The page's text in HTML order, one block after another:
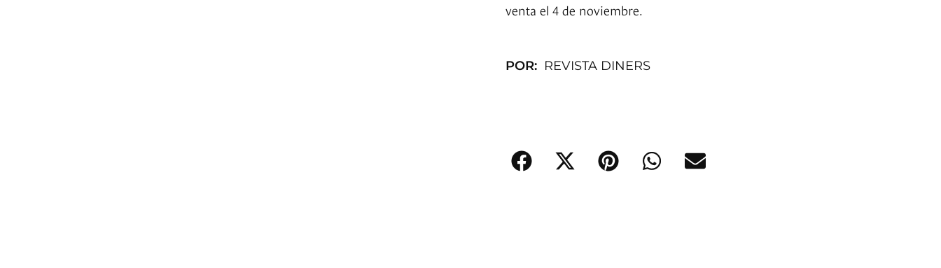
venta el 4 de noviembre.
POR: REVISTA DINERS